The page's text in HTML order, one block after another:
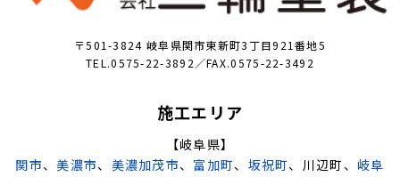
〒501-3824 岐阜県関市東新町3丁目921番地5
TEL.0575-22-3892／FAX.0575-22-3492
施工エリア
【岐阜県】
関市、美濃市、 美濃加茂市、 富加町、 坂祝町、川辺町、 岐阜